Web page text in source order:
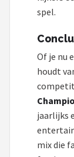
spel.
Of je nu
houdt
jaarlijks
mix die